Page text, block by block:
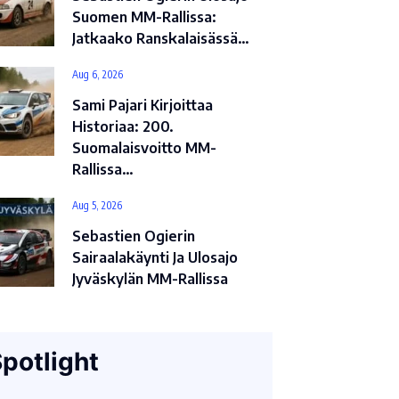
Suomen MM-Rallissa:
Jatkaako Ranskalaisässä…
Aug 6, 2026
Sami Pajari Kirjoittaa
Historiaa: 200.
Suomalaisvoitto MM-
Rallissa…
Aug 5, 2026
Sebastien Ogierin
Sairaalakäynti Ja Ulosajo
Jyväskylän MM-Rallissa